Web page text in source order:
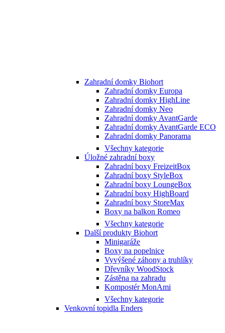
Zahradní domky Biohort
Zahradní domky Europa
Zahradní domky HighLine
Zahradní domky Neo
Zahradní domky AvantGarde
Zahradní domky AvantGarde ECO
Zahradní domky Panorama
Všechny kategorie
Úložné zahradní boxy
Zahradní boxy FreizeitBox
Zahradní boxy StyleBox
Zahradní boxy LoungeBox
Zahradní boxy HighBoard
Zahradní boxy StoreMax
Boxy na balkon Romeo
Všechny kategorie
Další produkty Biohort
Minigaráže
Boxy na popelnice
Vyvýšené záhony a truhlíky
Dřevníky WoodStock
Zástěna na zahradu
Kompostér MonAmi
Všechny kategorie
Venkovní topidla Enders